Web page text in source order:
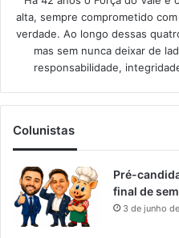
alta, sempre comprometido
verdade. Ao longo dessas
mas sem nunca deixar de
responsabilidade,
Colunistas
Pré-
final de
3 de junho